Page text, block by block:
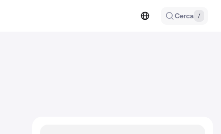
Cerca /